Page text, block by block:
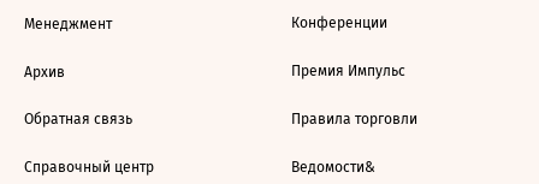
Менеджмент
Архив
Обратная связь
Справочный центр
Конференции
Премия Импульс
Правила торговли
Ведомости&